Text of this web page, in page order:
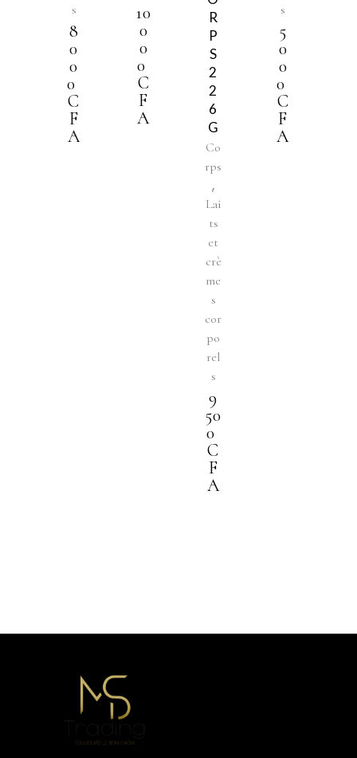
s
8
0
0
0
C
F
A
10
0
0
0
C
F
A
R
P
S
2
2
6
G
Co
rps
,
Lai
ts
et
crè
me
s
cor
po
rel
s
9
50
0
C
F
A
s
5
0
0
0
C
F
A